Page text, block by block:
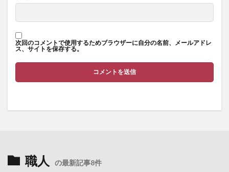
次回のコメントで使用するためブラウザーに自分の名前、メールアドレ
ス、サイトを保存する。
職人 の最新記事8件